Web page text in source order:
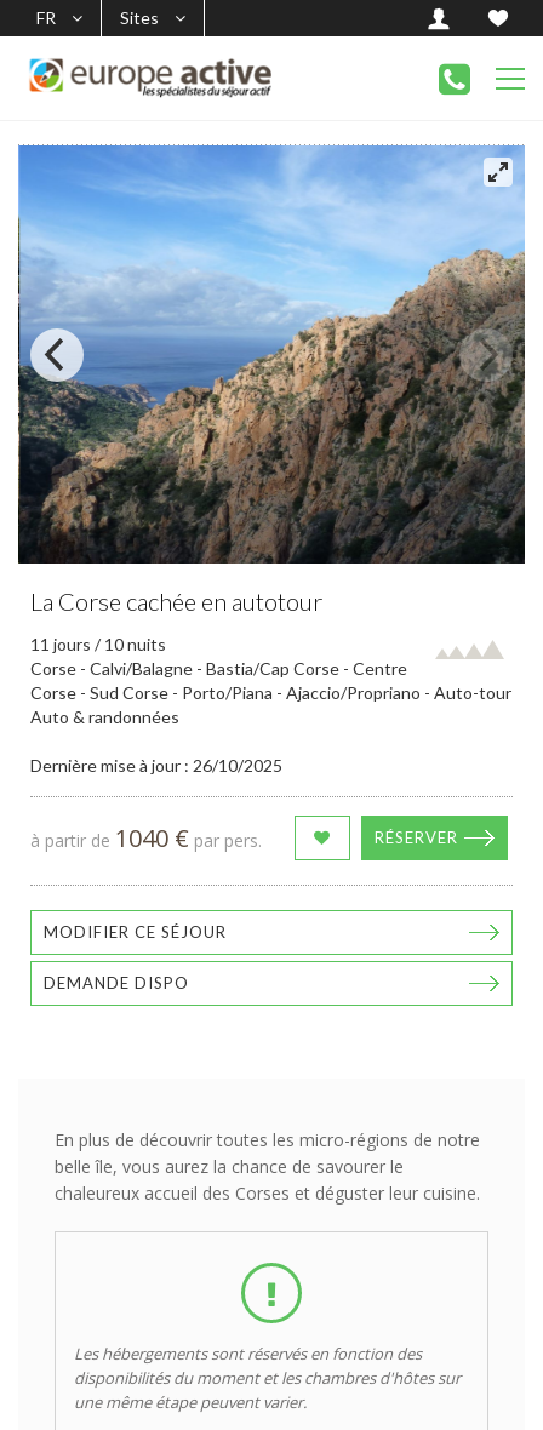
FR Sites
La Corse cachée en autotour
11 jours / 10 nuits
Corse - Calvi/Balagne - Bastia/Cap Corse - Centre
Corse - Sud Corse - Porto/Piana - Ajaccio/Propriano - Auto-tour
Auto & randonnées
Dernière mise à jour : 26/10/2025
à partir de 1040 € par pers. RÉSERVER
MODIFIER CE SÉJOUR
DEMANDE DISPO
En plus de découvrir toutes les micro-régions de notre
belle île, vous aurez la chance de savourer le
chaleureux accueil des Corses et déguster leur cuisine.
Les hébergements sont réservés en fonction des
disponibilités du moment et les chambres d'hôtes sur
une même étape peuvent varier.